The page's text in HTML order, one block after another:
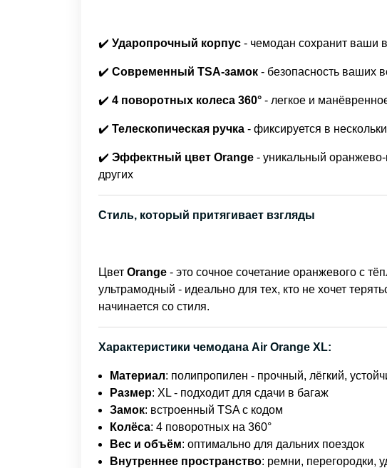
✔️ Ударопрочный корпус - чемодан сохранит ваши
✔️ Современный TSA-замок - безопасность ваших
✔️ 4 поворотных колеса 360° - легкое и
✔️ Телескопическая ручка - фиксируется в
✔️ Эффектный цвет Orange - уникальный
других
Стиль, который притягивает взгляды
Цвет Orange - это сочное сочетание оранжевого с
ультрамодный - идеально для тех, кто не хочет
начинается со стиля.
Характеристики чемодана Air Orange XL:
Материал: полипропилен - прочный, лёгкий,
Размер: XL - подходит для сдачи в багаж
Замок: встроенный TSA с кодом
Колёса: 4 поворотных на 360°
Вес и объём: оптимально для дальних поездок
Внутреннее пространство: ремни, перегородки,